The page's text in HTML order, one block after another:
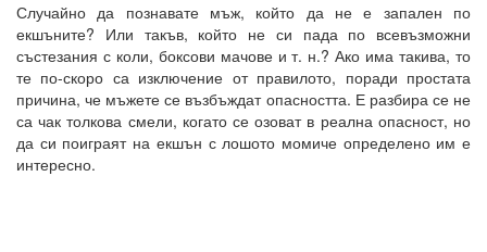
Случайно да познавате мъж, който да не е запален по
екшъните? Или такъв, който не си пада по всевъзможни
състезания с коли, боксови мачове и т. н.? Ако има такива, то
те по-скоро са изключение от правилото, поради простата
причина, че мъжете се възбъждат опасността. Е разбира се не
са чак толкова смели, когато се озоват в реална опасност, но
да си поиграят на екшън с лошото момиче определено им е
интересно.